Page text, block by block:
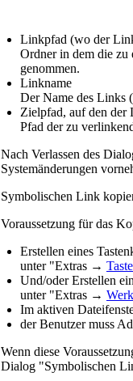
Linkpfad (wo der
Ordner in dem die zu
genommen.
Linkname
Der Name des Links
Zielpfad, auf den der
Pfad der zu
Nach Verlassen des
Systemänderungen
Symbolischen Link
Voraussetzung für das
Erstellen eines
unter "Extras →
Und/oder Erstellen
unter "Extras →
Im aktiven
der Benutzer muss
Wenn diese
Dialog "Symbolischen